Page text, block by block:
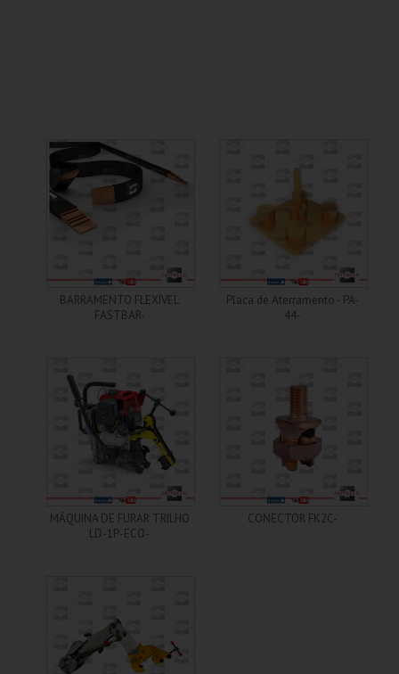
BARRAMENTO FLEXÍVEL
FASTBAR-
+ Informações
Placa de Aterramento - PA-
44-
+ Informações
MÁQUINA DE FURAR TRILHO
LD-1P-ECO-
+ Informações
CONECTOR FK2C-